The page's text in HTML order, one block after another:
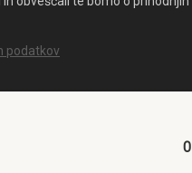
podatkov